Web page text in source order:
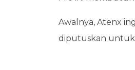
Awalnya, Atenx
diputuskan untuk